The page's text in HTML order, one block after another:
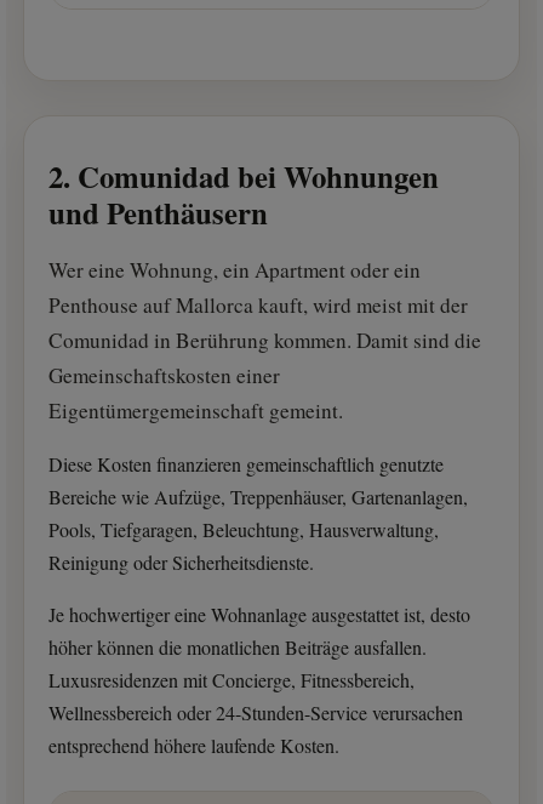
2. Comunidad bei Wohnungen
und Penthäusern
Wer eine Wohnung, ein Apartment oder ein
Penthouse auf Mallorca kauft, wird meist mit der
Comunidad in Berührung kommen. Damit sind die
Gemeinschaftskosten einer
Eigentümergemeinschaft gemeint.
Diese Kosten finanzieren gemeinschaftlich genutzte
Bereiche wie Aufzüge, Treppenhäuser, Gartenanlagen,
Pools, Tiefgaragen, Beleuchtung, Hausverwaltung,
Reinigung oder Sicherheitsdienste.
Je hochwertiger eine Wohnanlage ausgestattet ist, desto
höher können die monatlichen Beiträge ausfallen.
Luxusresidenzen mit Concierge, Fitnessbereich,
Wellnessbereich oder 24-Stunden-Service verursachen
entsprechend höhere laufende Kosten.